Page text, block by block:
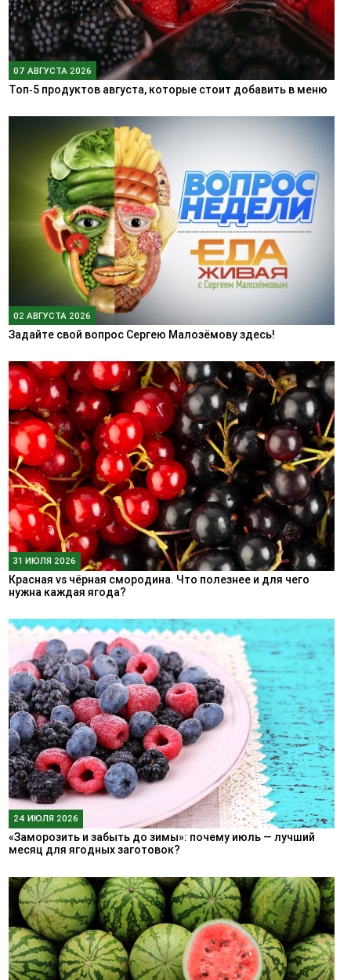
07 АВГУСТА 2026
Топ‑5 продуктов августа, которые стоит добавить в меню
02 АВГУСТА 2026
Задайте свой вопрос Сергею Малозёмову здесь!
31 ИЮЛЯ 2026
Красная vs чёрная смородина. Что полезнее и для чего
нужна каждая ягода?
24 ИЮЛЯ 2026
«Заморозить и забыть до зимы»: почему июль — лучший
месяц для ягодных заготовок?